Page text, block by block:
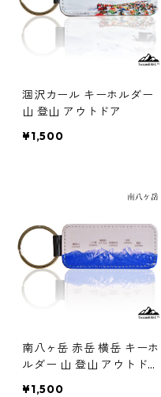
涸沢カール キーホルダー
山 登山 アウトドア
¥1,500
南八ヶ岳 赤岳 横岳 キーホ
ルダー 山 登山 アウトドア
¥1,500